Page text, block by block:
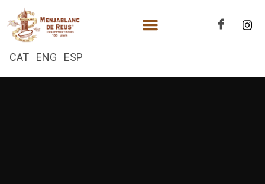
CAT ENG ESP